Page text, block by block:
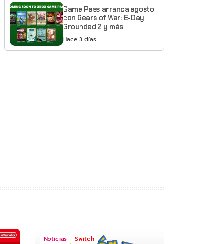
Game Pass arranca agosto
con Gears of War: E-Day,
Grounded 2 y más
Hace 3 días
Noticias Switch